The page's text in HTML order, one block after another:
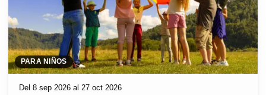
PARA NIÑOS
Del 8 sep 2026 al 27 oct 2026